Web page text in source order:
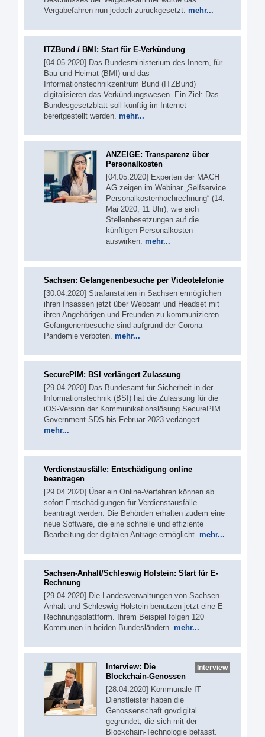
Vergabefahren nun jedoch zurückgesetzt. mehr...
ITZBund / BMI: Start für E-Verkündung
[04.05.2020] Das Bundesministerium des Innern, für
Bau und Heimat (BMI) und das
Informationstechnikzentrum Bund (ITZBund)
digitalisieren das Verkündungswesen. Ein Ziel: Das
Bundesgesetzblatt soll künftig im Internet
bereitgestellt werden. mehr...
ANZEIGE: Transparenz über
Personalkosten
[04.05.2020] Experten der MACH
AG zeigen im Webinar „Selfservice
Personalkostenhochrechnung“ (14.
Mai 2020, 11 Uhr), wie sich
Stellenbesetzungen auf die
künftigen Personalkosten
auswirken. mehr...
Sachsen: Gefangenenbesuche per Videotelefonie
[30.04.2020] Strafanstalten in Sachsen ermöglichen
ihren Insassen jetzt über Webcam und Headset mit
ihren Angehörigen und Freunden zu kommunizieren.
Gefangenenbesuche sind aufgrund der Corona-
Pandemie verboten. mehr...
SecurePIM: BSI verlängert Zulassung
[29.04.2020] Das Bundesamt für Sicherheit in der
Informationstechnik (BSI) hat die Zulassung für die
iOS-Version der Kommunikationslösung SecurePIM
Government SDS bis Februar 2023 verlängert.
mehr...
Verdienstausfälle: Entschädigung online
beantragen
[29.04.2020] Über ein Online-Verfahren können ab
sofort Entschädigungen für Verdienstausfälle
beantragt werden. Die Behörden erhalten zudem eine
neue Software, die eine schnelle und effiziente
Bearbeitung der digitalen Anträge ermöglicht. mehr...
Sachsen-Anhalt/Schleswig Holstein: Start für E-
Rechnung
[29.04.2020] Die Landesverwaltungen von Sachsen-
Anhalt und Schleswig-Holstein benutzen jetzt eine E-
Rechnungsplattform. Ihrem Beispiel folgen 120
Kommunen in beiden Bundesländern. mehr...
Interview
Interview: Die
Blockchain-Genossen
[28.04.2020] Kommunale IT-
Dienstleister haben die
Genossenschaft govdigital
gegründet, die sich mit der
Blockchain-Technologie befasst.